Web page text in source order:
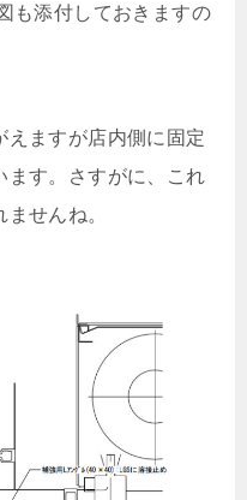
も添付しておきますの
えますが店内側に固定
ます。さすがに、これ
せんね。